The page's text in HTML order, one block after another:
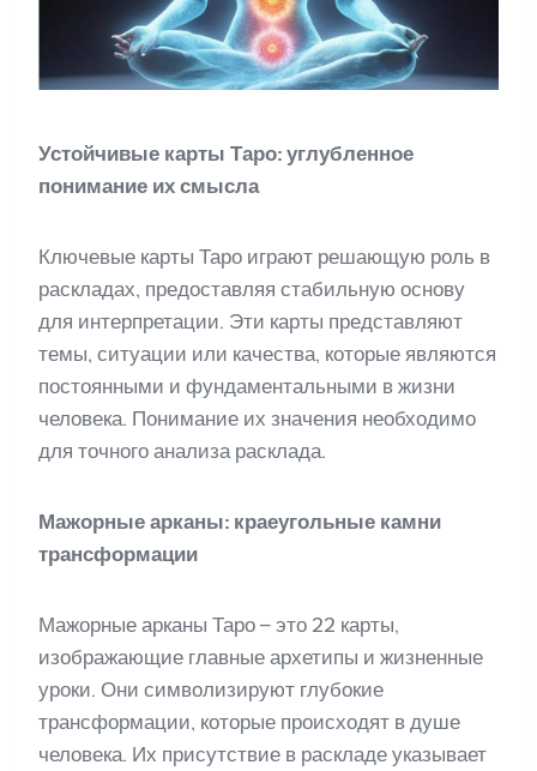
Устойчивые карты Таро: углубленное
понимание их смысла
Ключевые карты Таро играют решающую роль в
раскладах, предоставляя стабильную основу
для интерпретации. Эти карты представляют
темы, ситуации или качества, которые являются
постоянными и фундаментальными в жизни
человека. Понимание их значения необходимо
для точного анализа расклада.
Мажорные арканы: краеугольные камни
трансформации
Мажорные арканы Таро – это 22 карты,
изображающие главные архетипы и жизненные
уроки. Они символизируют глубокие
трансформации, которые происходят в душе
человека. Их присутствие в раскладе указывает